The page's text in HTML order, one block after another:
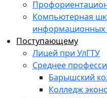
Компьютерная
информационных
Поступающему
Лицей при УлГТУ
Среднее
Барышский
Колледж